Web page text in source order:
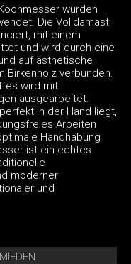
wurden
Die Volldamast
mit einem
und wird durch eine
auf ästhetische
Birkenholz verbunden.
wird mit
ausgearbeitet.
in der Hand liegt,
Arbeiten
Handhabung
ist ein echtes
moderner
und